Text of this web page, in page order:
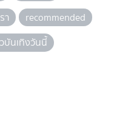
า
recommended
บันเทิงวันนี้